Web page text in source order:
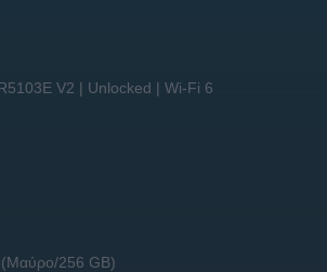
V2 | Unlocked | Wi-Fi 6
256 GB)